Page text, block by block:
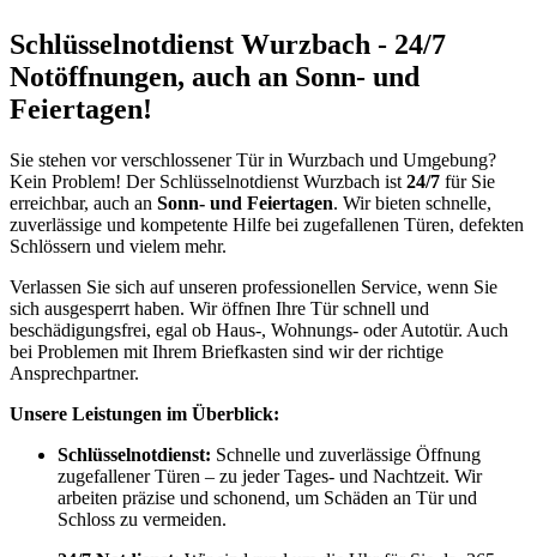
Schlüsselnotdienst Wurzbach - 24/7
Notöffnungen, auch an Sonn- und
Feiertagen!
Sie stehen vor verschlossener Tür in Wurzbach und Umgebung?
Kein Problem! Der Schlüsselnotdienst Wurzbach ist 24/7 für Sie
erreichbar, auch an Sonn- und Feiertagen. Wir bieten schnelle,
zuverlässige und kompetente Hilfe bei zugefallenen Türen, defekten
Schlössern und vielem mehr.
Verlassen Sie sich auf unseren professionellen Service, wenn Sie
sich ausgesperrt haben. Wir öffnen Ihre Tür schnell und
beschädigungsfrei, egal ob Haus-, Wohnungs- oder Autotür. Auch
bei Problemen mit Ihrem Briefkasten sind wir der richtige
Ansprechpartner.
Unsere Leistungen im Überblick:
Schlüsselnotdienst: Schnelle und zuverlässige Öffnung
zugefallener Türen – zu jeder Tages- und Nachtzeit. Wir
arbeiten präzise und schonend, um Schäden an Tür und
Schloss zu vermeiden.